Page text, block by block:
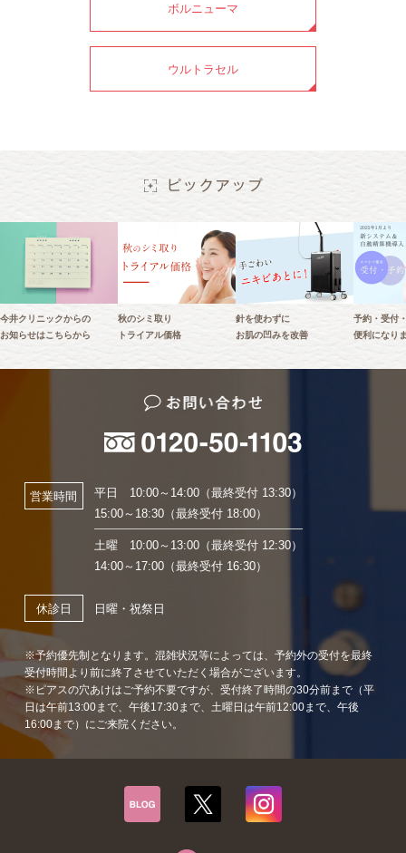
ボルニューマ
ウルトラセル
今井クリニックからの
お知らせはこちらから
秋のシミ取り
トライアル価格
針を使わずに
お肌の凹みを改善
予約・受付
便利になり
営業時間
平日 10:00～14:00（最終受付 13:30）
15:00～18:30（最終受付 18:00）
土曜 10:00～13:00（最終受付 12:30）
14:00～17:00（最終受付 16:30）
休診日 日曜・祝祭日
※予約優先制となります。混雑状況等によっては、予約外の受付を最終
受付時間より前に終了させていただく場合がございます。
※ピアスの穴あけはご予約不要ですが、受付終了時間の30分前まで（平
日は午前13:00まで、午後17:30まで、土曜日は午前12:00まで、午後
16:00まで）にご来院ください。